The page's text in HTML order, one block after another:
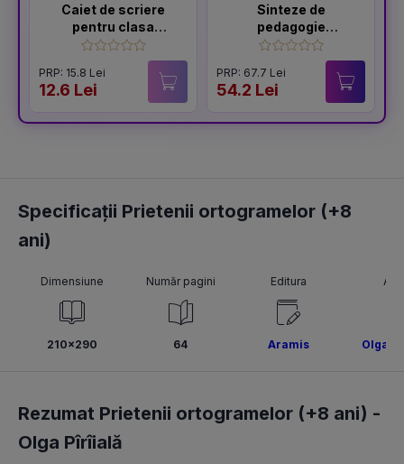
Caiet de scriere
pentru clasa
pregatitoare
PRP: 15.8 Lei
12.6 Lei
Sinteze de
pedagogie
generală: Ghid
pentru pregătirea
examenelor de
titularizare,
definitivat și gradul
PRP: 67.7 Lei
54.2 Lei
Specificații Prietenii ortogramelor (+8
ani)
Dimensiune
210x290
Număr pagini
64
Editura
Aramis Olga
Rezumat Prietenii ortogramelor (+8 ani) -
Olga Pîrîială